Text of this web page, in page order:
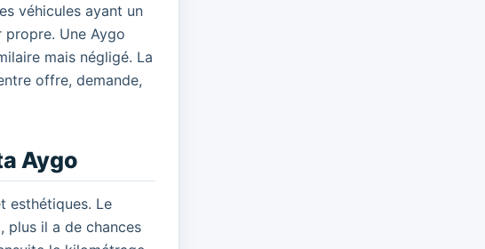
véhicules ayant un
Une Aygo
mais négligé. La
offre, demande,
Aygo
esthétiques. Le
plus il a de chances